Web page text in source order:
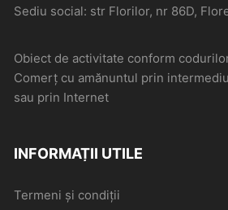
Sediu social: str Florilor, nr 86D,
Obiect de activitate conform
Comerţ cu amănuntul prin
sau prin Internet
INFORMAȚII UTILE
Termeni și condiții